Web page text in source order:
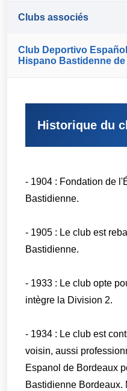
Clubs associés
Club Deportivo
Hispano Bastidenne
Historique du
- 1904 : Fondation de
Bastidienne.
- 1905 : Le club est
Bastidienne.
- 1933 : Le club opte
intègre la Division 2.
- 1934 : Le club est
voisin, aussi
Espanol de Bordeaux
Bastidienne Bordeaux.